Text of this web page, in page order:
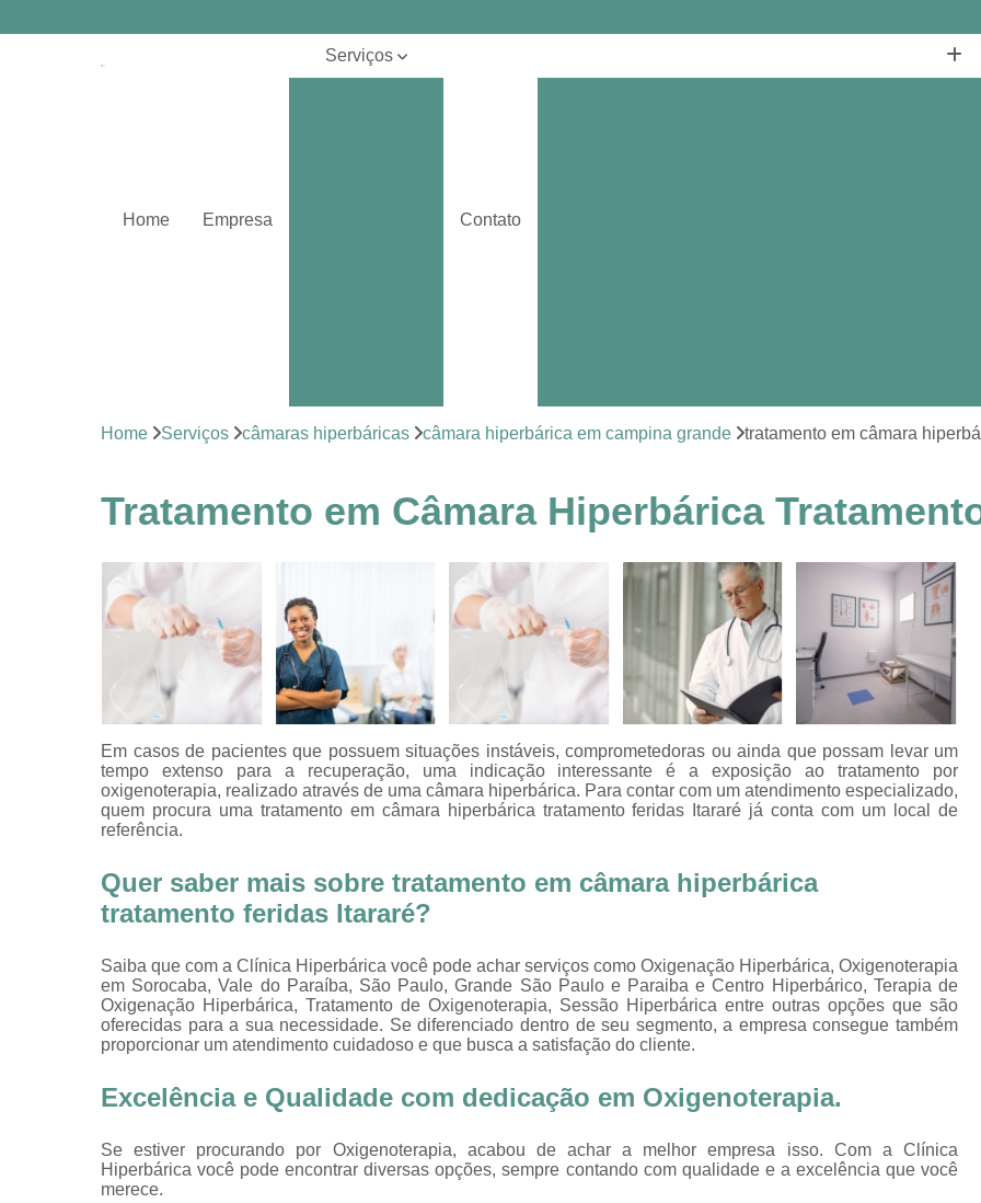
Home Empresa
Serviços
oxigenoterapia
Tratamentos por
oxigenoterapia
Contato
Clínica de Hiperbárica
Clínica de Medicina
Clínica Hiperbárica em João Pessoa
Clínica Oxigenoterapia Hiperbárica
Clínica
Oxigenação Hiperbárica Clínica
Oxigenação Hiperbárica em João Pessoa
Oxigenação Hiperbárica em Sorocaba
Oxigenação Hiperbárica Terapia
Oxigenação Via Hiperbárica
Terapia Oxigenação Hiperbárica
Oxigenoterapia
Oxigenoterapia em Taubaté
Oxigenoterapia Tratamento de Pé
Oxigenoterapia Hiperbárica
Oxigenoterapia Hiperbárica em Sorocaba
Oxigenoterapia Hiperbárica Ferida
Oxigenoterapia Hiperbárica
Home Serviços câmaras hiperbáricas câmara hiperbárica em campina grande tratamento em câmara
Tratamento em Câmara Hiperbárica
Em casos de pacientes que possuem situações instáveis, comprometedoras ou ainda que possam levar um
tempo extenso para a recuperação, uma indicação interessante é a exposição ao tratamento por
oxigenoterapia, realizado através de uma câmara hiperbárica. Para contar com um atendimento especializado,
quem procura uma tratamento em câmara hiperbárica tratamento feridas Itararé já conta com um local de
referência.
Quer saber mais sobre tratamento em câmara hiperbárica
tratamento feridas Itararé?
Saiba que com a Clínica Hiperbárica você pode achar serviços como Oxigenação Hiperbárica, Oxigenoterapia
em Sorocaba, Vale do Paraíba, São Paulo, Grande São Paulo e Paraiba e Centro Hiperbárico, Terapia de
Oxigenação Hiperbárica, Tratamento de Oxigenoterapia, Sessão Hiperbárica entre outras opções que são
oferecidas para a sua necessidade. Se diferenciado dentro de seu segmento, a empresa consegue também
proporcionar um atendimento cuidadoso e que busca a satisfação do cliente.
Excelência e Qualidade com dedicação em Oxigenoterapia.
Se estiver procurando por Oxigenoterapia, acabou de achar a melhor empresa isso. Com a Clínica
Hiperbárica você pode encontrar diversas opções, sempre contando com qualidade e a excelência que você
merece.